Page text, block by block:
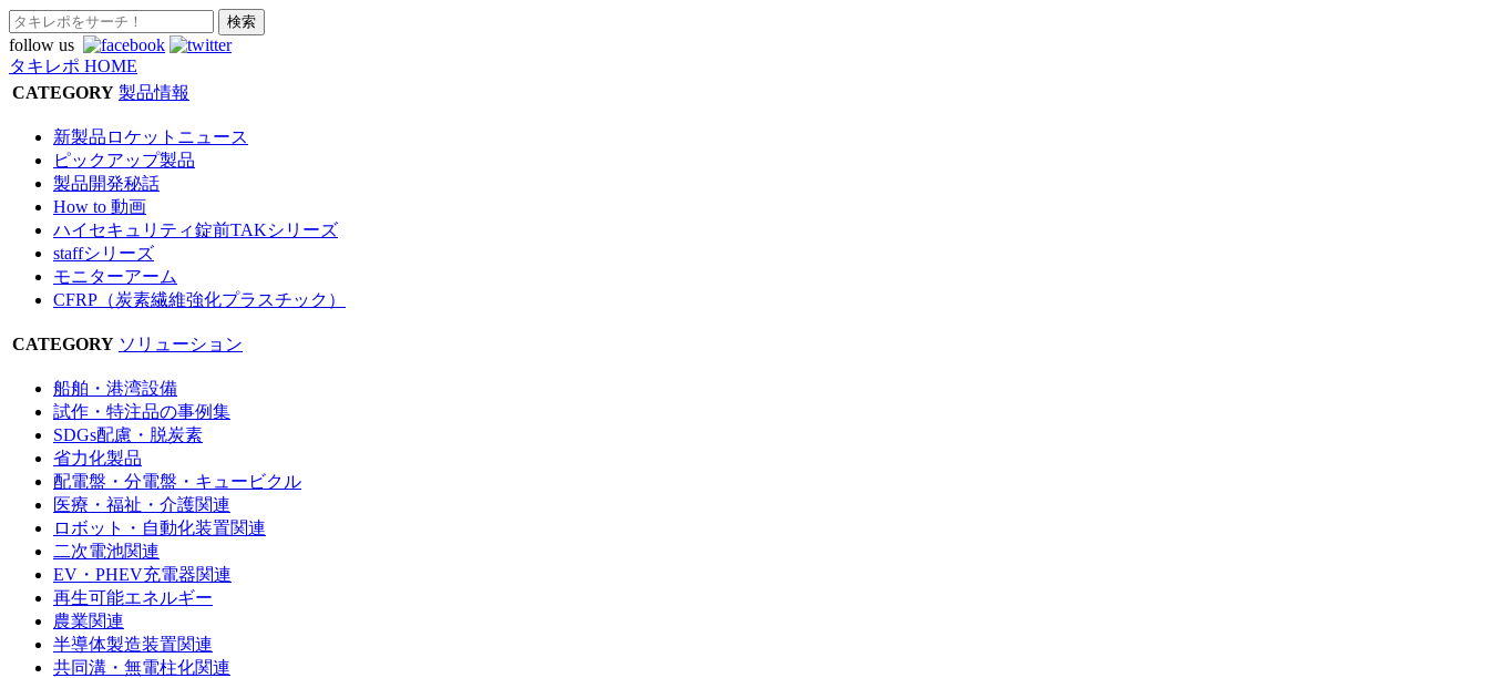
follow us
タキレポ HOME
CATEGORY 製品情報
新製品ロケットニュース
ピックアップ製品
製品開発秘話
How to 動画
ハイセキュリティ錠前TAKシリーズ
staffシリーズ
モニターアーム
CFRP（炭素繊維強化プラスチック）
CATEGORY ソリューション
船舶・港湾設備
試作・特注品の事例集
SDGs配慮・脱炭素
省力化製品
配電盤・分電盤・キュービクル
医療・福祉・介護関連
ロボット・自動化装置関連
二次電池関連
EV・PHEV充電器関連
再生可能エネルギー
農業関連
半導体製造装置関連
共同溝・無電柱化関連